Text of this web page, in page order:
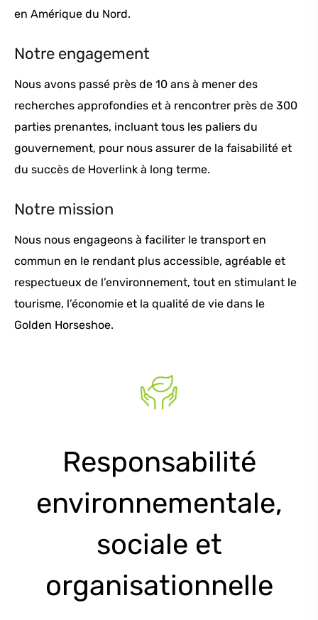
en Amérique du Nord.
Notre engagement
Nous avons passé près de 10 ans à mener des
recherches approfondies et à rencontrer près de 300
parties prenantes, incluant tous les paliers du
gouvernement, pour nous assurer de la faisabilité et
du succès de Hoverlink à long terme.
Notre mission
Nous nous engageons à faciliter le transport en
commun en le rendant plus accessible, agréable et
respectueux de l’environnement, tout en stimulant le
tourisme, l’économie et la qualité de vie dans le
Golden Horseshoe.
Responsabilité
environnementale,
sociale et
organisationnelle